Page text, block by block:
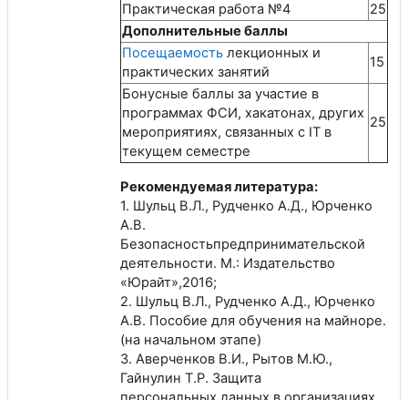
Практическая работа №4
25
Дополнительные баллы
Посещаемость лекционных и
практических занятий
15
Бонусные баллы за участие в
программах ФСИ, хакатонах, других
мероприятиях, связанных с IT в
текущем семестре
25
Рекомендуемая литература:
1. Шульц В.Л., Рудченко А.Д., Юрченко
А.В.
Безопасностьпредпринимательской
деятельности. М.: Издательство
«Юрайт»,2016;
2. Шульц В.Л., Рудченко А.Д., Юрченко
А.В. Пособие для обучения на майноре.
(на начальном этапе)
3. Аверченков В.И., Рытов М.Ю.,
Гайнулин Т.Р. Защита